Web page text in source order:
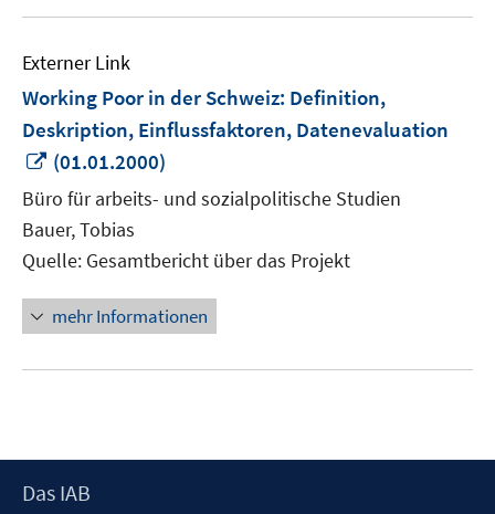
Externer Link
Working Poor in der Schweiz: Definition,
Deskription, Einflussfaktoren, Datenevaluation
In
neuem
Fenster
öffnen
(01.01.2000)
Büro für arbeits- und sozialpolitische Studien
Bauer, Tobias
Quelle: Gesamtbericht über das Projekt
mehr Informationen
Footer
Das IAB